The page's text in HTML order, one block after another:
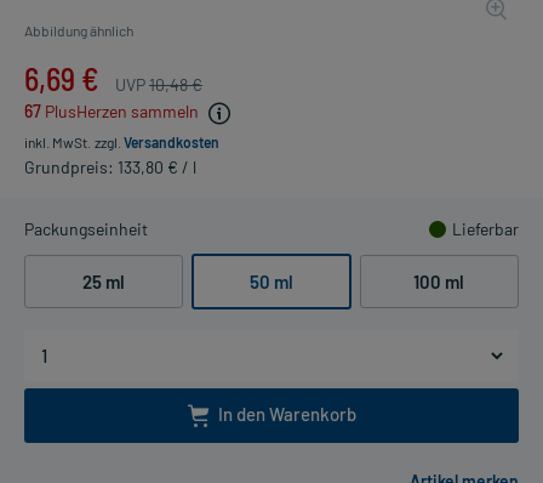
Abbildung ähnlich
6,69 € UVP10,48 €
67 PlusHerzen sammeln
inkl. MwSt. zzgl. Versandkosten
Grundpreis: 133,80 € / l
Packungseinheit Lieferbar
25 ml 50 ml 100 ml
In den Warenkorb